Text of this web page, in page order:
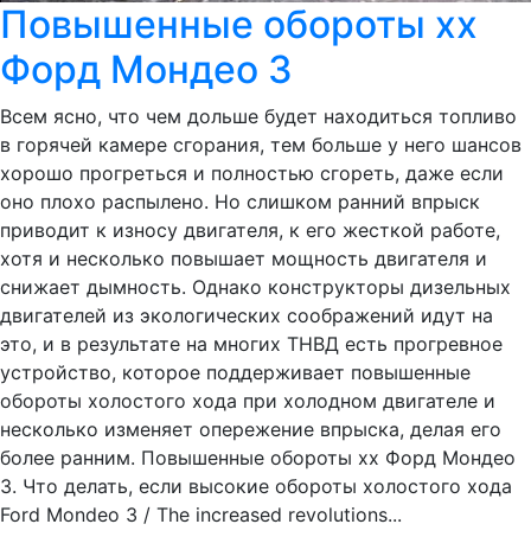
Повышенные обороты хх
Форд Мондео 3
Всем ясно, что чем дольше будет находиться топливо
в горячей камере сгорания, тем больше у него шансов
хорошо прогреться и полностью сгореть, даже если
оно плохо распылено. Но слишком ранний впрыск
приводит к износу двигателя, к его жесткой работе,
хотя и несколько повышает мощность двигателя и
снижает дымность. Однако конструкторы дизельных
двигателей из экологических соображений идут на
это, и в результате на многих ТНВД есть прогревное
устройство, которое поддерживает повышенные
обороты холостого хода при холодном двигателе и
несколько изменяет опережение впрыска, делая его
более ранним. Повышенные обороты хх Форд Мондео
3. Что делать, если высокие обороты холостого хода
Ford Mondeo 3 / The increased revolutions...